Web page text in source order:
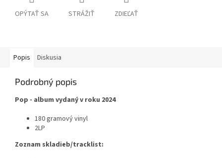
OPÝTAŤ SA STRÁŽIŤ ZDIEĽAŤ
Popis Diskusia
Podrobný popis
Pop - album vydaný v roku 2024
180 gramový vinyl
2LP
Zoznam skladieb/tracklist: